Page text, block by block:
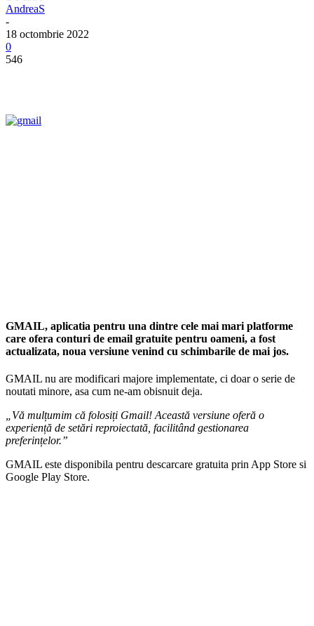
AndreaS
-
18 octombrie 2022
0
546
GMAIL, aplicatia pentru una dintre cele mai mari platforme
care ofera conturi de email gratuite pentru oameni, a fost
actualizata, noua versiune venind cu schimbarile de mai jos.
GMAIL nu are modificari majore implementate, ci doar o serie de
noutati minore, asa cum ne-am obisnuit deja.
„Vă mulțumim că folosiți Gmail! Această versiune oferă o
experiență de setări reproiectată, facilitând gestionarea
preferințelor.”
GMAIL este disponibila pentru descarcare gratuita prin App Store si
Google Play Store.